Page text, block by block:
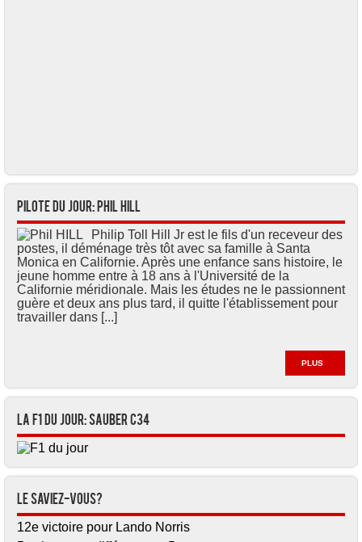
Pilote du jour: Phil HILL
Philip Toll Hill Jr est le fils d'un receveur des
postes, il déménage très tôt avec sa famille à Santa
Monica en Californie. Après une enfance sans histoire, le
jeune homme entre à 18 ans à l'Université de la
Californie méridionale. Mais les études ne le passionnent
guère et deux ans plus tard, il quitte l'établissement pour
travailler dans [...]
PLUS
La F1 du jour: Sauber C34
Le saviez-vous?
12e victoire pour Lando Norris